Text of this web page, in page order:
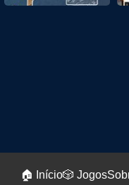
🏠 Início🎲 Jogos